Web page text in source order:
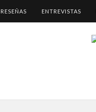
RESEÑAS ENTREVISTAS